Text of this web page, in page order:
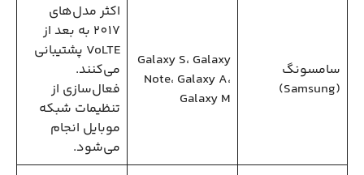
سامسونگ
(Samsung)
Galaxy S، Galaxy
Note، Galaxy A،
Galaxy M
اکثر مدل‌های
2017 به بعد از
VoLTE پشتیبانی
می‌کنند.
فعال‌سازی از
تنظیمات شبکه
موبایل انجام
می‌شود.